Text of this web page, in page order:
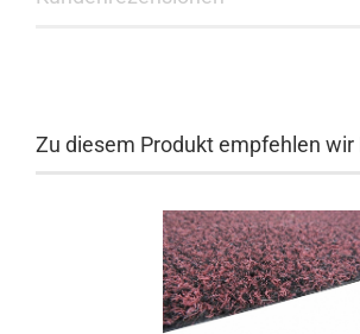
Zu diesem Produkt empfehlen wir